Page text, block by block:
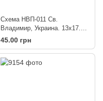
Схема НВП-011 Св.
Владимир, Украина. 13х17.
Частичная. Атлас (9314)
45.00 грн